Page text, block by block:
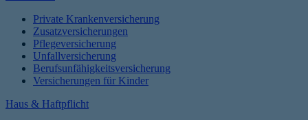
Private Krankenversicherung
Zusatzversicherungen
Pflegeversicherung
Unfallversicherung
Berufsunfähigkeitsversicherung
Versicherungen für Kinder
Haus & Haftpflicht